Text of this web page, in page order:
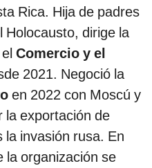
Rica. Hija de padres
Holocausto, dirige la
Comercio y el
2021. Negoció la
en 2022 con Moscú y
la exportación de
invasión rusa. En
la organización se